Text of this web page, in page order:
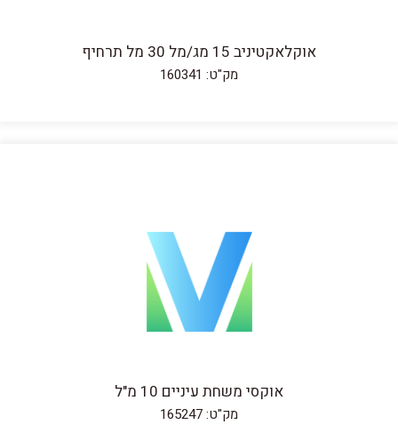
אוקלאקטיניב 15 מג/מל 30 מל תרחיף
מק"ט: 160341
אוקסי משחת עיניים 10 מ"ל
מק"ט: 165247